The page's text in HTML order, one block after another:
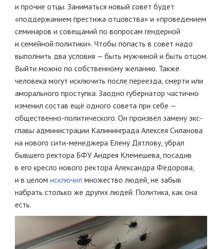
и прочие отцы. Заниматься новый совет будет
«поддержанием престижа отцовства» и «проведением
семинаров и совещаний по вопросам гендерной
и семейной политики». Чтобы попасть в совет надо
выполнить два условия — быть мужчиной и быть отцом.
Выйти можно по собственному желанию. Также
человека могут исключить после переезда, смерти или
аморального проступка. Заодно губернатор частично
изменил состав ещё одного совета при себе —
общественно-политического. Он произвёл замену экс-
главы администрации Калининграда Алексея Силанова
на нового сити-менеджера Елену Дятлову, убрал
бывшего ректора БФУ Андрея Клемешева, посадив
в его кресло нового ректора Александра Фёдорова,
и в целом исключил множество людей, не забыв
набрать столько же других людей. Политика, как она
есть.